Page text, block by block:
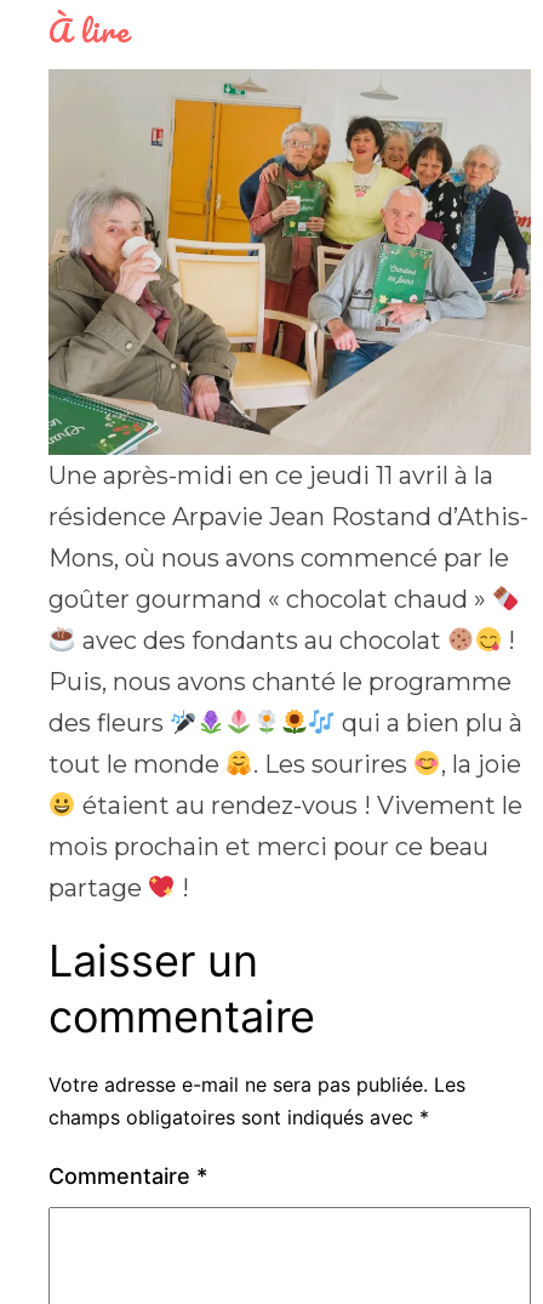
À lire
Une après-midi en ce jeudi 11 avril à la
résidence Arpavie Jean Rostand d’Athis-
Mons, où nous avons commencé par le
goûter gourmand « chocolat chaud »
avec des fondants au chocolat
!
Puis, nous avons chanté le programme
des fleurs
qui a bien plu à
tout le monde
. Les sourires
, la joie
étaient au rendez-vous ! Vivement le
mois prochain et merci pour ce beau
partage
!
Laisser un
commentaire
Votre adresse e-mail ne sera pas publiée. Les
champs obligatoires sont indiqués avec *
Commentaire *